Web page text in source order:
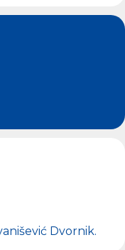
Dvornik.